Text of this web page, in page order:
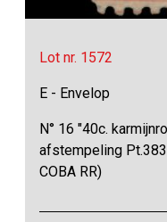
Lot nr. 1572
E - Envelop
N° 16 "40c.
afstempeling
COBA RR)